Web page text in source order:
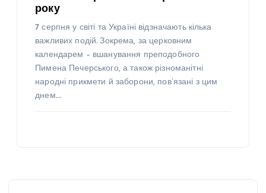
року
7 серпня у світі та Україні відзначають кілька
важливих подій. Зокрема, за церковним
календарем – вшанування преподобного
Пимена Печерського, а також різноманітні
народні прикмети й заборони, пов’язані з цим
днем.…